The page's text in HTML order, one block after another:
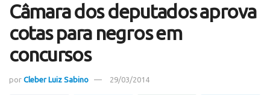
Câmara dos deputados aprova
cotas para negros em
concursos
por Cleber Luiz Sabino 29/03/2014